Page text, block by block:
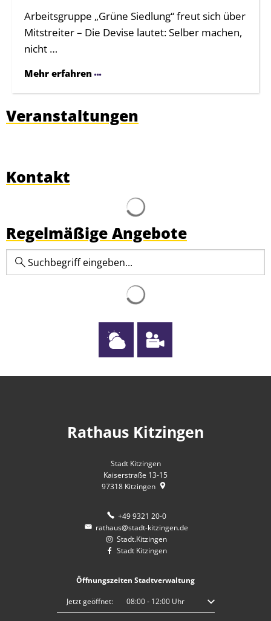
Arbeitsgruppe „Grüne Siedlung“ freut sich über
Mitstreiter – Die Devise lautet: Selber machen,
nicht …
Mehr erfahren
Veranstaltungen
Kontakt
Regelmäßige Angebote
Rathaus Kitzingen
Stadt Kitzingen
Kaiserstraße 13-15
97318 Kitzingen
+49 9321 20-0
rathaus@stadt-kitzingen.de
Stadt.Kitzingen
Stadt Kitzingen
Öffnungszeiten Stadtverwaltung
Klicken, um weitere Öffnungs- oder Schließzeiten auszublenden
Jetzt geöffnet: 08:00- 12:00Uhr Von 08:00 bis 12:00